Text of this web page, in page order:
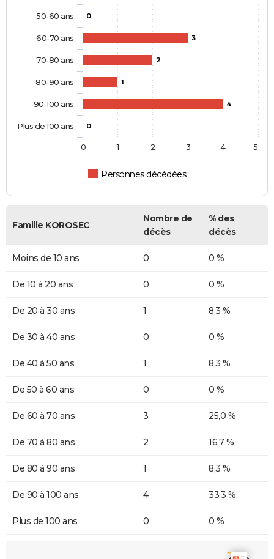
0
3
2
1
4
0
Personnes décédées
50-60 ans
60-70 ans
70-80 ans
80-90 ans
90-100 ans
Plus de 100 ans
0 1 2 3 4 5
Famille KOROSEC
Nombre de
décès
% des
décès
Moins de 10 ans 0 0 %
De 10 à 20 ans 0 0 %
De 20 à 30 ans 1 8,3 %
De 30 à 40 ans 0 0 %
De 40 à 50 ans 1 8,3 %
De 50 à 60 ans 0 0 %
De 60 à 70 ans 3 25,0 %
De 70 à 80 ans 2 16,7 %
De 80 à 90 ans 1 8,3 %
De 90 à 100 ans 4 33,3 %
Plus de 100 ans 0 0 %